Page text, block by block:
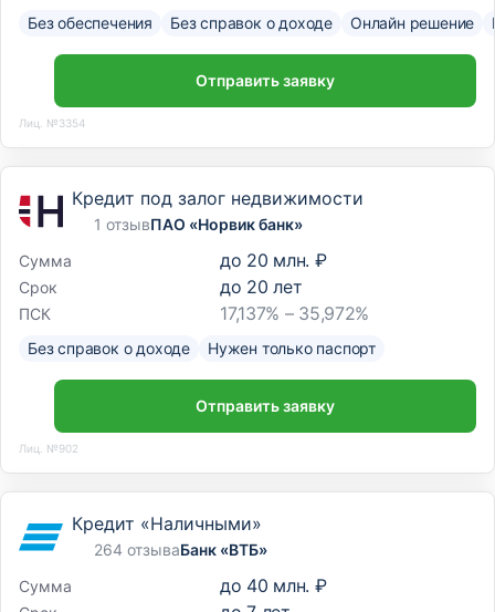
Без обеспечения Без справок о доходе Онлайн решение
Отправить заявку
Лиц. №3354
Кредит под залог недвижимости
1 отзывПАО «Норвик банк»
Сумма
до 20 млн. ₽
Срок до 20 лет
ПСК 17,137% – 35,972%
Без справок о доходе Нужен только паспорт
Отправить заявку
Лиц. №902
Кредит «Наличными»
264 отзываБанк «ВТБ»
Сумма
до 40 млн. ₽